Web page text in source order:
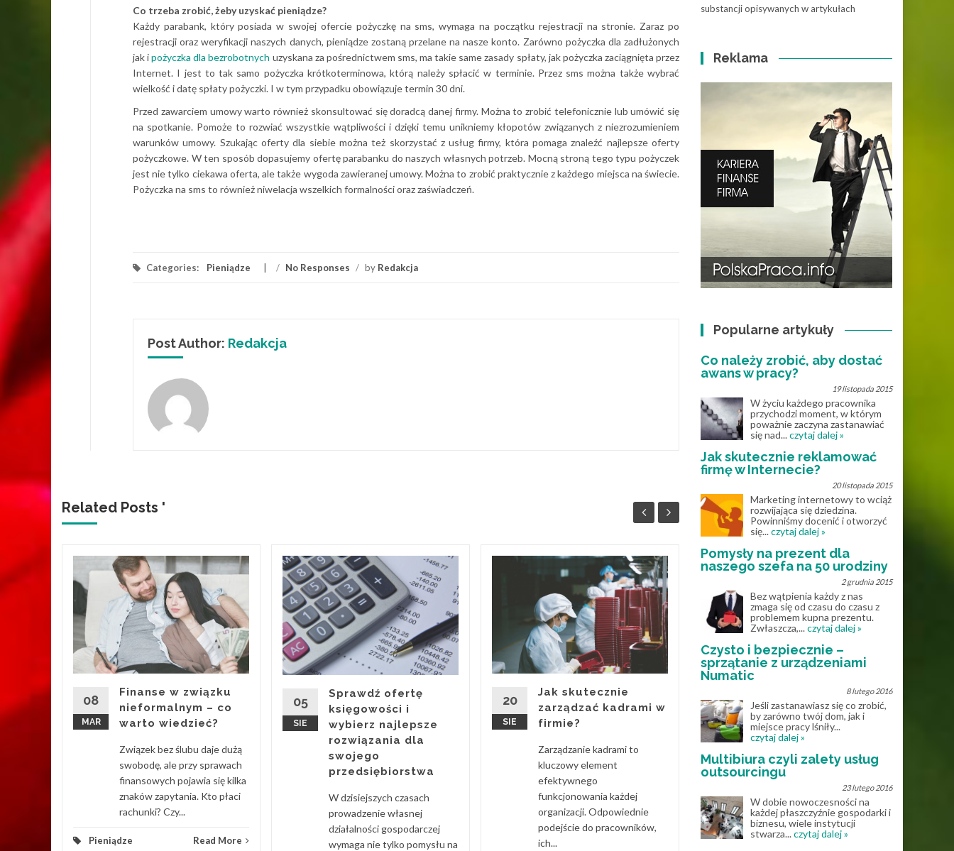
Co trzeba zrobić, żeby uzyskać pieniądze?
Każdy parabank, który posiada w swojej ofercie pożyczkę na sms, wymaga na początku rejestracji na stronie. Zaraz po
rejestracji oraz weryfikacji naszych danych, pieniądze zostaną przelane na nasze konto. Zarówno pożyczka dla zadłużonych
jak ipożyczka dla bezrobotnych uzyskana za pośrednictwem sms, ma takie same zasady spłaty, jak pożyczka zaciągnięta przez
Internet. I jest to tak samo pożyczka krótkoterminowa, którą należy spłacić w terminie. Przez sms można także wybrać
wielkość i datę spłaty pożyczki. I w tym przypadku obowiązuje termin 30 dni.
Przed zawarciem umowy warto również skonsultować się doradcą danej firmy. Można to zrobić telefonicznie lub umówić się
na spotkanie. Pomoże to rozwiać wszystkie wątpliwości i dzięki temu unikniemy kłopotów związanych z niezrozumieniem
warunków umowy. Szukając oferty dla siebie można też skorzystać z usług firmy, która pomaga znaleźć najlepsze oferty
pożyczkowe. W ten sposób dopasujemy ofertę parabanku do naszych własnych potrzeb. Mocną stroną tego typu pożyczek
jest nie tylko ciekawa oferta, ale także wygoda zawieranej umowy. Można to zrobić praktycznie z każdego miejsca na świecie.
Pożyczka na sms to również niwelacja wszelkich formalności oraz zaświadczeń.
Categories: Pieniądze / No Responses / by Redakcja
Post Author: Redakcja
Related Posts '
które
08
MAR
Finanse w związku
nieformalnym – co
warto wiedzieć?
Związek bez ślubu daje dużą
swobodę, ale przy sprawach
finansowych pojawia się kilka
znaków zapytania. Kto płaci
rachunki? Czy...
Pieniądze Read More
05
SIE
Sprawdź ofertę
księgowości i
wybierz najlepsze
rozwiązania dla
swojego
przedsiębiorstwa
W dzisiejszych czasach
prowadzenie własnej
działalności gospodarczej
wymaga nie tylko pomysłu na
20
SIE
Jak skutecznie
zarządzać kadrami w
firmie?
Zarządzanie kadrami to
kluczowy element
efektywnego
funkcjonowania każdej
organizacji. Odpowiednie
podejście do pracowników,
ich...
LIP
Rola doradców
kredytowych w
procesie
uzyskiwania kredytu
mieszkaniowego
Doradcy kredytowi, znani
również jako brokerzy,
odgrywają kluczową rolę w
procesie uzyskiwania kredytu
hipotecznego. W...
Pieniądze Read More
substancji opisywanych w artykułach
Reklama
Popularne artykuły
Co należy zrobić, aby dostać
awans w pracy?
19 listopada 2015
W życiu każdego pracownika
przychodzi moment, w którym
poważnie zaczyna zastanawiać
się nad...czytaj dalej »
Jak skutecznie reklamować
firmę w Internecie?
20 listopada 2015
Marketing internetowy to wciąż
rozwijająca się dziedzina.
Powinniśmy docenić i otworzyć
się...czytaj dalej »
Pomysły na prezent dla
naszego szefa na 50 urodziny
2 grudnia 2015
Bez wątpienia każdy z nas
zmaga się od czasu do czasu z
problemem kupna prezentu.
Zwłaszcza,...czytaj dalej »
Czysto i bezpiecznie –
sprzątanie z urządzeniami
Numatic
8 lutego 2016
Jeśli zastanawiasz się co zrobić,
by zarówno twój dom, jak i
miejsce pracy lśniły...
czytaj dalej »
Multibiura czyli zalety usług
outsourcingu
23 lutego 2016
W dobie nowoczesności na
każdej płaszczyźnie gospodarki i
biznesu, wiele instytucji
stwarza...czytaj dalej »